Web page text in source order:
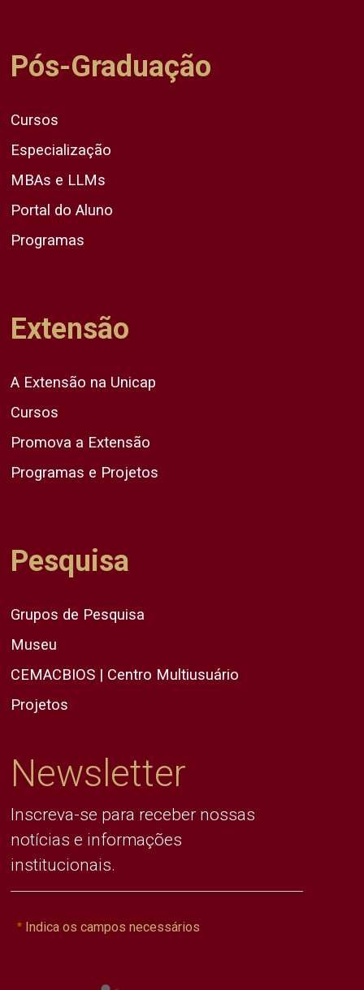
Pós-Graduação
Cursos
Especialização
MBAs e LLMs
Portal do Aluno
Programas
Extensão
A Extensão na Unicap
Cursos
Promova a Extensão
Programas e Projetos
Pesquisa
Grupos de Pesquisa
Museu
CEMACBIOS | Centro Multiusuário
Projetos
Newsletter
Inscreva-se para receber nossas
notícias e informações
institucionais.
Indica os campos necessários